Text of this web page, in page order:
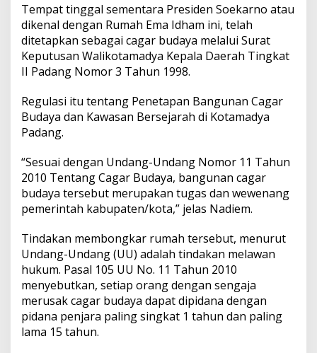
i
n
g
g
a
h
u
n
g
r
n
o
d
i
a
d
a
n
g
Tempat tinggal sementara Presiden Soekarno atau
dikenal dengan Rumah Ema Idham ini, telah
ditetapkan sebagai cagar budaya melalui Surat
Keputusan Walikotamadya Kepala Daerah Tingkat
II Padang Nomor 3 Tahun 1998.
Regulasi itu tentang Penetapan Bangunan Cagar
Budaya dan Kawasan Bersejarah di Kotamadya
Padang.
“Sesuai dengan Undang-Undang Nomor 11 Tahun
2010 Tentang Cagar Budaya, bangunan cagar
budaya tersebut merupakan tugas dan wewenang
pemerintah kabupaten/kota,” jelas Nadiem.
Tindakan membongkar rumah tersebut, menurut
Undang-Undang (UU) adalah tindakan melawan
hukum. Pasal 105 UU No. 11 Tahun 2010
menyebutkan, setiap orang dengan sengaja
merusak cagar budaya dapat dipidana dengan
pidana penjara paling singkat 1 tahun dan paling
lama 15 tahun.